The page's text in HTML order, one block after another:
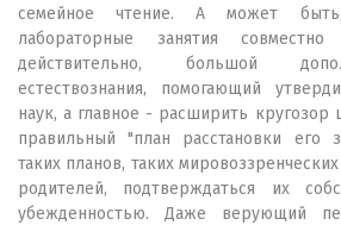
семейное чтение. А может
лабораторные занятия
действительно, большой
естествознания, помогающий
наук, а главное - расширить кругозор
правильный "план расстановки его
таких планов, таких
родителей, подтверждаться их
убежденностью. Даже верующий